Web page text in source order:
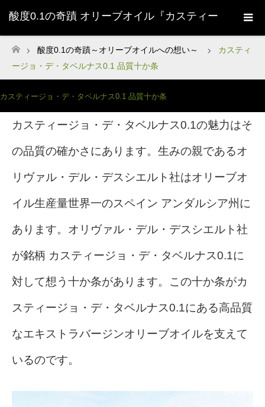
酸度0.1の奇蹟 オリーブオイル『カスティー
ジョ・デ・タベルナス0.1』株式会社清州
Sherry-
ホーム
酸度0.1の奇蹟～オリーブオイルへの想い～
カスティ
ージョ・デ・タベルナス0.1 品質十か条
カスティージョ・デ・タベルナス0.1 品質十か条
カスティージョ・デ・タベルナス0.1の魅力はそ
の品質の確かさにあります。 生みの親であるオ
リヴァル・デル・デスシエルト社はオリーブオ
イル生産量世界一のスペイン アンダルシア州に
あります。オリヴァル・デル・デスシエルト社
が銘柄 カスティージョ・デ・タベルナス0.1に
対して想う十か条があります。 この十か条がカ
スティージョ・デ・タベルナス0.1にある高品質
なエキストラバージンオリーブオイルを支えて
いるのです。